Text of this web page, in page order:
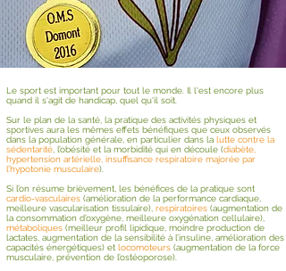
Le sport est important pour tout le monde. Il l'est encore plus
quand il s'agit de handicap, quel qu'il soit.
Sur le plan de la santé, la pratique des activités physiques et
sportives aura les mêmes effets bénéfiques que ceux observés
dans la population générale, en particulier dans la lutte contre la
sédentarité , l’obésité et la morbidité qui en découle (diabète,
hypertension artérielle, insuffisance respiratoire majorée par
l’hypotonie musculaire).
Si l’on résume brièvement, les bénéfices de la pratique sont
cardio-vasculaires (amélioration de la performance cardiaque,
meilleure vascularisation tissulaire), respiratoires (augmentation de
la consommation d’oxygène, meilleure oxygénation cellulaire),
métaboliques (meilleur profil lipidique, moindre production de
lactates, augmentation de la sensibilité à l’insuline, amélioration des
capacités énergétiques) et locomoteurs (augmentation de la force
musculaire, prévention de l’ostéoporose).